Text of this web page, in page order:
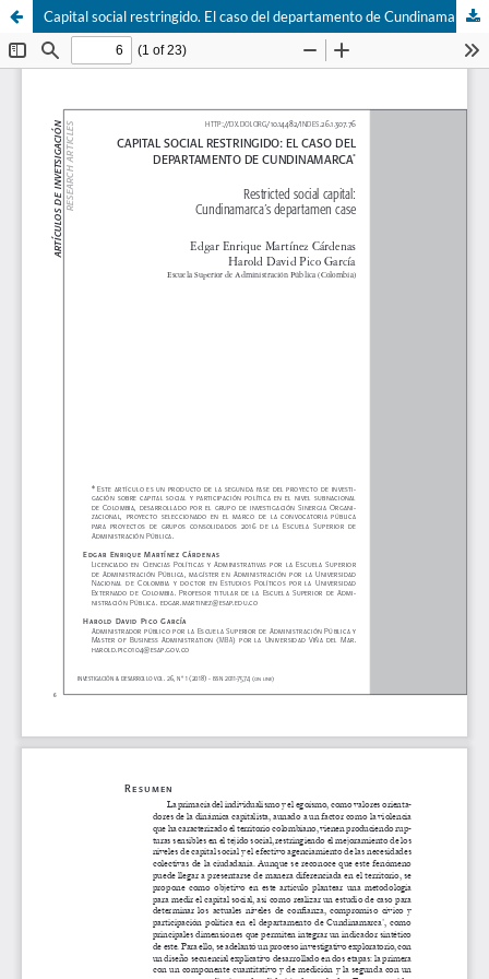
Capital social restringido. El caso del departamento de Cundinamarca.